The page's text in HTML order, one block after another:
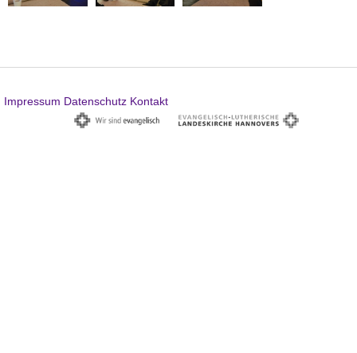
Impressum Datenschutz Kontakt